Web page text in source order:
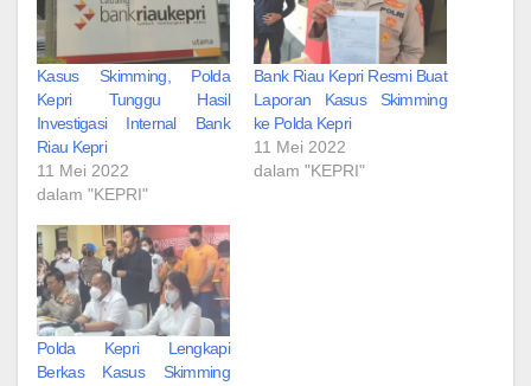
Kasus Skimming, Polda
Kepri Tunggu Hasil
Investigasi Internal Bank
Riau Kepri
11 Mei 2022
dalam "KEPRI"
Bank Riau Kepri Resmi Buat
Laporan Kasus Skimming
ke Polda Kepri
11 Mei 2022
dalam "KEPRI"
Polda Kepri Lengkapi
Berkas Kasus Skimming